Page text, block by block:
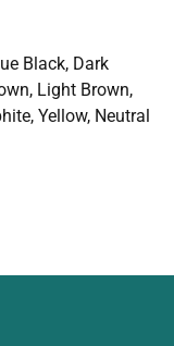
Black, Dark
Light Brown,
Yellow, Neutral